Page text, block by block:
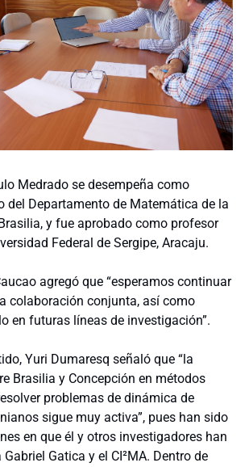
Medrado se desempeña como
del Departamento de Matemática de la
y fue aprobado como profesor
Federal de Sergipe, Aracaju.
agregó que “esperamos continuar
colaboración conjunta, así como
en futuras líneas de investigación”.
Yuri Dumaresq señaló que “la
Brasilia y Concepción en métodos
problemas de dinámica de
sigue muy activa”, pues han sido
en que él y otros investigadores han
Gatica y el CI²MA. Dentro de